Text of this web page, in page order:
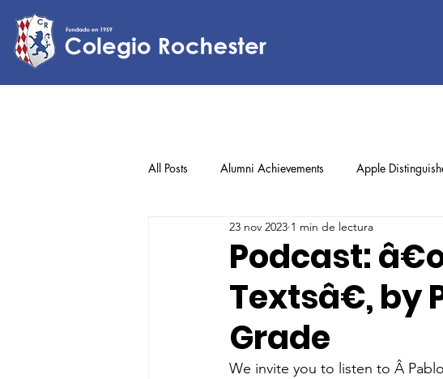
All Posts Alumni Achievements Apple
Lower Elementary Middle School
Upper Elementary
Podcast:
Textsâ€, by
Grade
23 nov 2023 1 min de lectura
We invite you to listen to Â